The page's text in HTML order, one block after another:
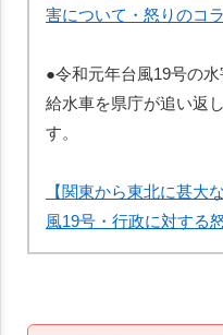
害について・怒りのコ
●令和元年台風19号の
給水車を県庁が追い返
す。
【関東から東北に甚大
風19号・行政に対する